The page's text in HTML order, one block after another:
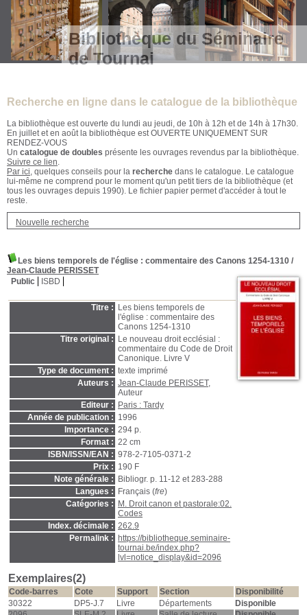
Bibliothèque du Séminaire
de Tournai
Recherche en ligne dans le catalogue de la bibliothèque
La bibliothèque est ouverte du lundi au jeudi, de 10h à 12h et de 14h à 17h30.
En juillet et en août la bibliothèque est OUVERTE UNIQUEMENT SUR
RENDEZ-VOUS
Un catalogue de doubles présente les ouvrages revendus par la bibliothèque.
Suivre ce lien.
Par ici, quelques conseils pour la recherche dans le catalogue. Le catalogue
lui-même ne comprend pour le moment qu'un petit tiers de la bibliothèque (et
tous les ouvrages depuis 1990). Le fichier papier permet d'accéder à tout le
reste.
Nouvelle recherche
Les biens temporels de l'église : commentaire des Canons 1254-1310 /
Jean-Claude PERISSET
Public
ISBD
Titre :
Les biens temporels de
l'église : commentaire des
Canons 1254-1310
Titre original :
Le nouveau droit ecclésial :
commentaire du Code de Droit
Canonique. Livre V
Type de document : texte imprimé
Auteurs : Jean-Claude PERISSET,
Auteur
Editeur :
Paris : Tardy
Année de publication : 1996
Importance : 294 p.
Format : 22 cm
ISBN/ISSN/EAN : 978-2-7105-0371-2
Prix : 190 F
Note générale :
Bibliogr. p. 11-12 et 283-288
Langues :
Français (fre)
Catégories :
M. Droit canon et pastorale:02.
Codes
Index. décimale : 262.9
Permalink :
https://bibliotheque.seminaire-
tournai.be/index.php?
lvl=notice_display&id=2096
Exemplaires(2)
Code-barres Cote Support Section
Disponibilité
30322
DP5-J.7 Livre Départements
Disponible